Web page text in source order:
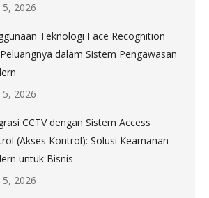
5, 2026
Teknologi Face Recognition
dalam Sistem Pengawasan
5, 2026
CCTV dengan Sistem Access
(Akses Kontrol): Solusi Keamanan
untuk Bisnis
5, 2026